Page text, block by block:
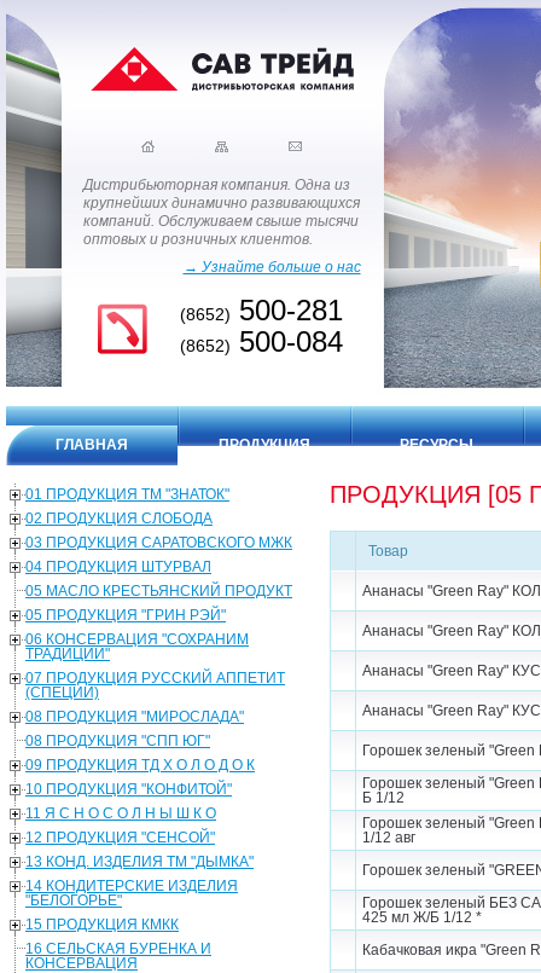
Дистрибьюторная компания. Одна из
крупнейших динамично развивающихся
компаний. Обслуживаем свыше тысячи
оптовых и розничных клиентов.
→ Узнайте больше о нас
(8652) 500-281
(8652) 500-084
ГЛАВНАЯ ПРОДУКЦИЯ РЕСУРСЫ
01 ПРОДУКЦИЯ ТМ "ЗНАТОК"
02 ПРОДУКЦИЯ СЛОБОДА
03 ПРОДУКЦИЯ САРАТОВСКОГО МЖК
04 ПРОДУКЦИЯ ШТУРВАЛ
05 МАСЛО КРЕСТЬЯНСКИЙ ПРОДУКТ
05 ПРОДУКЦИЯ "ГРИН РЭЙ"
06 КОНСЕРВАЦИЯ "СОХРАНИМ
ТРАДИЦИИ"
07 ПРОДУКЦИЯ РУССКИЙ АППЕТИТ
(СПЕЦИИ)
08 ПРОДУКЦИЯ "МИРОСЛАДА"
08 ПРОДУКЦИЯ "СПП ЮГ"
09 ПРОДУКЦИЯ ТД Х О Л О Д О К
10 ПРОДУКЦИЯ "КОНФИТОЙ"
11 Я С Н О С О Л Н Ы Ш К О
12 ПРОДУКЦИЯ "СЕНСОЙ"
13 КОНД. ИЗДЕЛИЯ ТМ "ДЫМКА"
14 КОНДИТЕРСКИЕ ИЗДЕЛИЯ
"БЕЛОГОРЬЕ"
15 ПРОДУКЦИЯ КМКК
16 СЕЛЬСКАЯ БУРЕНКА И
КОНСЕРВАЦИЯ
ПРОДУКЦИЯ [05
Товар
Ананасы "Green Ray"
Ананасы "Green Ray"
Ананасы "Green Ray"
Ананасы "Green Ray"
Горошек зеленый
Горошек зеленый
Б 1/12
Горошек зеленый
1/12 авг
Горошек зеленый
Горошек зеленый БЕЗ
425 мл Ж/Б 1/12 *
Кабачковая икра "Green